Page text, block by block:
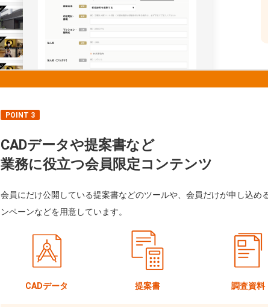
POINT 3
CADデータや提案書など
業務に役立つ会員限定コンテンツ
会員にだけ公開している提案書などのツールや、会員だけが申し込め
ンペーンなどを用意しています。
CADデータ 提案書 調査資料